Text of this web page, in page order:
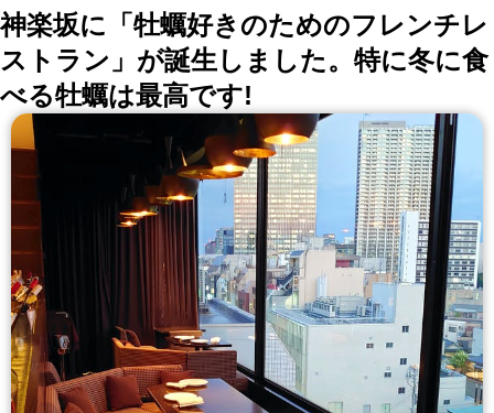
神楽坂に「牡蠣好きのためのフレンチレ
ストラン」が誕生しました。特に冬に食
べる牡蠣は最高です!